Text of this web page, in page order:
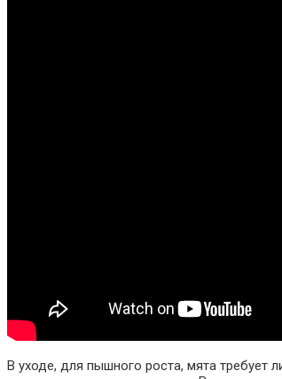
В уходе, для пышного роста, мята требует